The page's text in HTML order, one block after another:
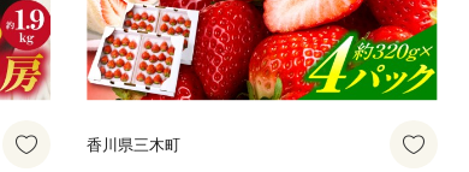
1
果物 香川 香川県 三木町 訳あり ご
家庭用 |_mk006-130
香川県三木町